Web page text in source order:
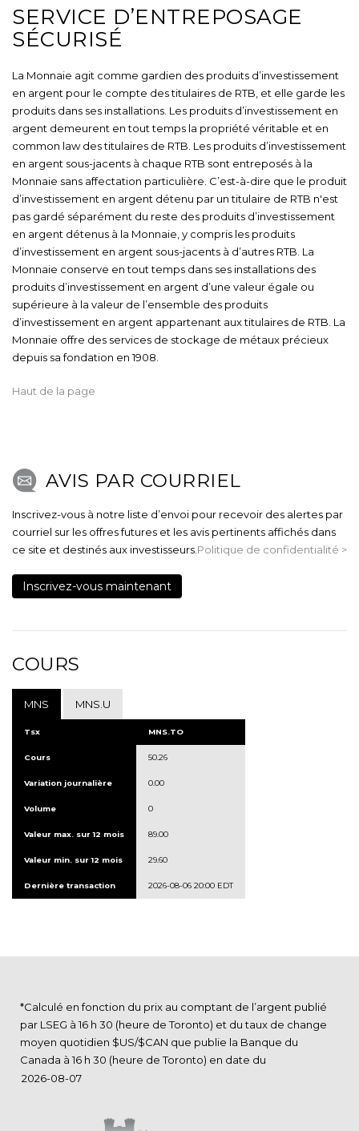
SERVICE D’ENTREPOSAGE
SÉCURISÉ
La Monnaie agit comme gardien des produits d’investissement
en argent pour le compte des titulaires de RTB, et elle garde les
produits dans ses installations. Les produits d’investissement en
argent demeurent en tout temps la propriété véritable et en
common law des titulaires de RTB. Les produits d’investissement
en argent sous-jacents à chaque RTB sont entreposés à la
Monnaie sans affectation particulière. C’est-à-dire que le produit
d’investissement en argent détenu par un titulaire de RTB n'est
pas gardé séparément du reste des produits d’investissement
en argent détenus à la Monnaie, y compris les produits
d’investissement en argent sous-jacents à d’autres RTB. La
Monnaie conserve en tout temps dans ses installations des
produits d’investissement en argent d’une valeur égale ou
supérieure à la valeur de l’ensemble des produits
d’investissement en argent appartenant aux titulaires de RTB. La
Monnaie offre des services de stockage de métaux précieux
depuis sa fondation en 1908.
Haut de la page
AVIS PAR COURRIEL
Inscrivez-vous à notre liste d’envoi pour recevoir des alertes par
courriel sur les offres futures et les avis pertinents affichés dans
ce site et destinés aux investisseurs. Politique de confidentialité >
Inscrivez-vous maintenant
COURS
MNS MNS.U
Tsx MNS.TO
Cours 50.26
Variation journalière 0.00
Volume 0
Valeur max. sur 12 mois 89.00
Valeur min. sur 12 mois 29.60
Dernière transaction 2026-08-06 20:00 EDT
*Calculé en fonction du prix au comptant de l’argent publié
par LSEG à 16 h 30 (heure de Toronto) et du taux de change
moyen quotidien $US/$CAN que publie la Banque du
Canada à 16 h 30 (heure de Toronto) en date du